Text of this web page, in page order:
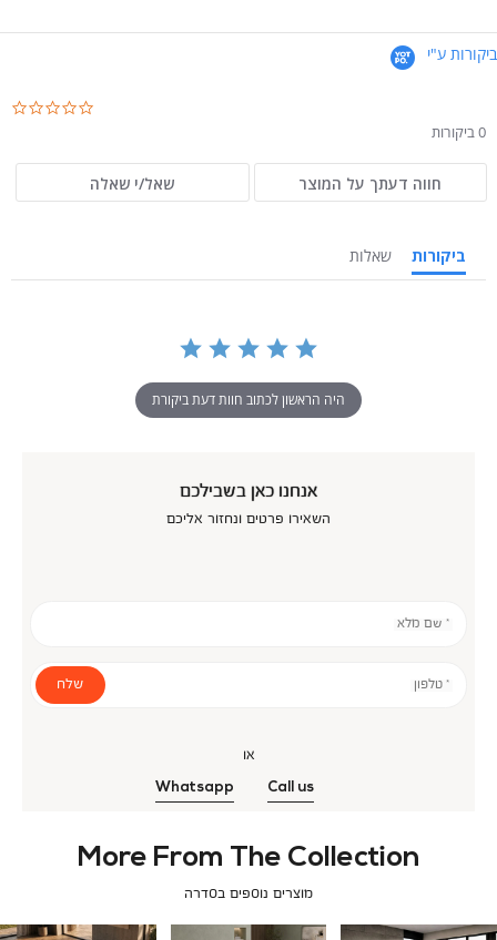
ביקורות ע"י
0 ביקורות
חווה דעתך על המוצר שאל/י שאלה
ביקורות שאלות
היה הראשון לכתוב חוות דעת ביקורת
אנחנו כאן בשבילכם
השאירו פרטים ונחזור אליכם
* שם מלא
* טלפון שלח
או
Call us
Whatsapp
More From The Collection
מוצרים נוספים בסדרה